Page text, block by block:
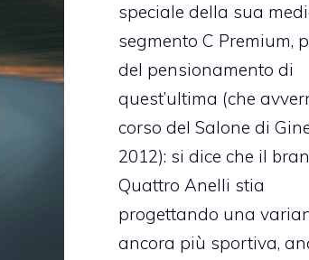
speciale della sua
segmento C Premium,
del pensionamento di
quest’ultima (che
corso del Salone di
2012): si dice che il
Quattro Anelli stia
progettando una
ancora più sportiva,